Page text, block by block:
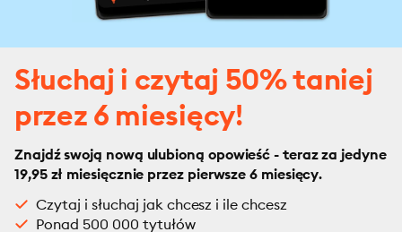
Słuchaj i czytaj 50% taniej
przez 6 miesięcy!
Znajdź swoją nową ulubioną opowieść - teraz za jedyne
19,95 zł miesięcznie przez pierwsze 6 miesięcy.
Czytaj i słuchaj jak chcesz i ile chcesz
Ponad 500 000 tytułów